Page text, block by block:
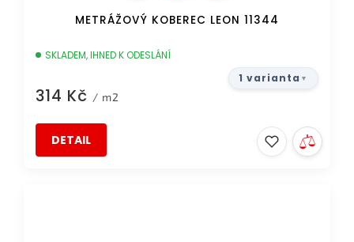
METRÁŽOVÝ KOBEREC LEON 11344
SKLADEM, IHNED K ODESLÁNÍ
314 Kč / m2
DETAIL
1 varianta